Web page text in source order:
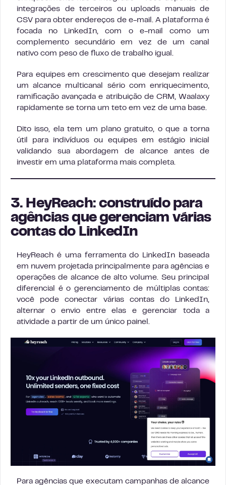
integrações de terceiros ou uploads manuais de
CSV para obter endereços de e-mail. A plataforma é
focada no LinkedIn, com o e-mail como um
complemento secundário em vez de um canal
nativo com peso de fluxo de trabalho igual.
Para equipes em crescimento que desejam realizar
um alcance multicanal sério com enriquecimento,
ramificação avançada e atribuição de CRM, Waalaxy
rapidamente se torna um teto em vez de uma base.
Dito isso, ela tem um plano gratuito, o que a torna
útil para indivíduos ou equipes em estágio inicial
validando sua abordagem de alcance antes de
investir em uma plataforma mais completa.
3. HeyReach: construído para
agências que gerenciam várias
contas do LinkedIn
HeyReach é uma ferramenta do LinkedIn baseada
em nuvem projetada principalmente para agências e
operações de alcance de alto volume. Seu principal
diferencial é o gerenciamento de múltiplas contas:
você pode conectar várias contas do LinkedIn,
alternar o envio entre elas e gerenciar toda a
atividade a partir de um único painel.
Para agências que executam campanhas de alcance